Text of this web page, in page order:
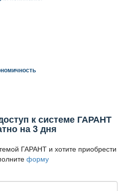
к системе ГАРАНТ
на 3 дня
ГАРАНТ и хотите приобрести
форму